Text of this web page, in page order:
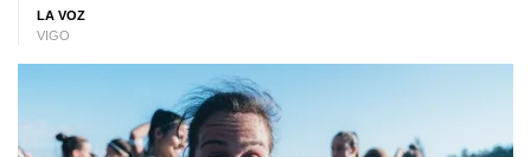
LA VOZ
VIGO